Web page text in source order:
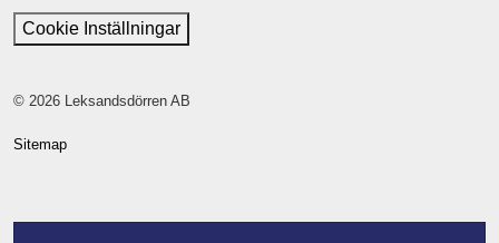
FacebookInstagram
Cookie Inställningar
© 2026 Leksandsdörren AB
Sitemap